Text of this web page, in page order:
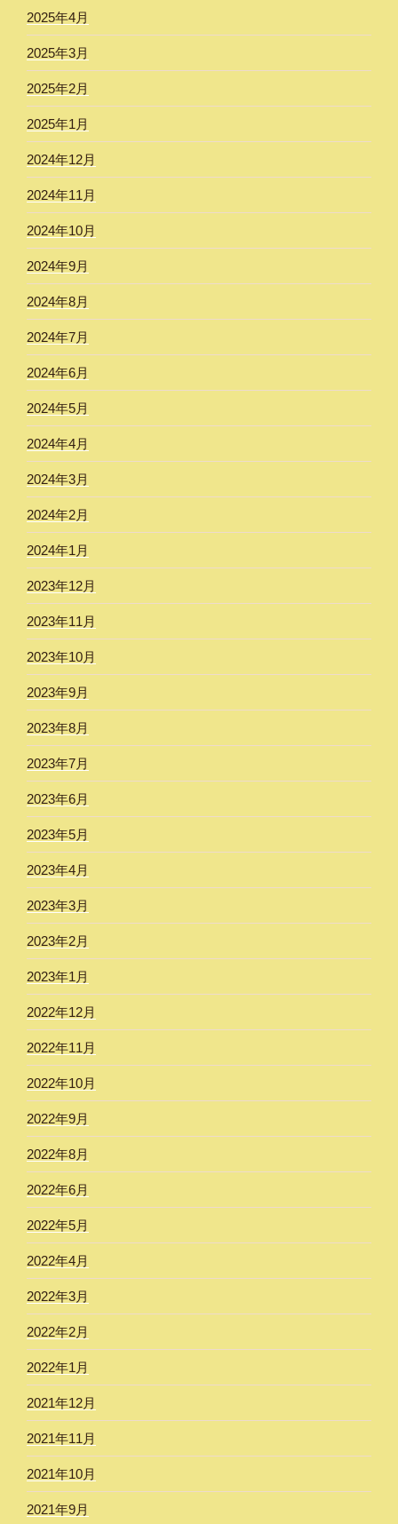
2025年4月
2025年3月
2025年2月
2025年1月
2024年12月
2024年11月
2024年10月
2024年9月
2024年8月
2024年7月
2024年6月
2024年5月
2024年4月
2024年3月
2024年2月
2024年1月
2023年12月
2023年11月
2023年10月
2023年9月
2023年8月
2023年7月
2023年6月
2023年5月
2023年4月
2023年3月
2023年2月
2023年1月
2022年12月
2022年11月
2022年10月
2022年9月
2022年8月
2022年6月
2022年5月
2022年4月
2022年3月
2022年2月
2022年1月
2021年12月
2021年11月
2021年10月
2021年9月